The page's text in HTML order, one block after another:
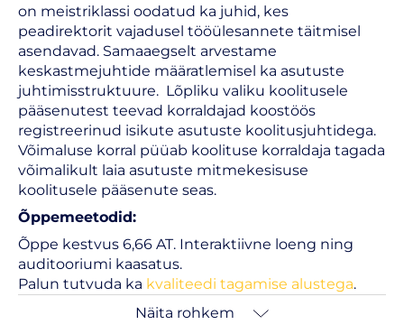
on meistriklassi oodatud ka juhid, kes
peadirektorit vajadusel tööülesannete täitmisel
asendavad. Samaaegselt arvestame
keskastmejuhtide määratlemisel ka asutuste
juhtimisstruktuure. Lõpliku valiku koolitusele
pääsenutest teevad korraldajad koostöös
registreerinud isikute asutuste koolitusjuhtidega.
Võimaluse korral püüab koolituse korraldaja tagada
võimalikult laia asutuste mitmekesisuse
koolitusele pääsenute seas.
Õppemeetodid:
Õppe kestvus 6,66 AT. Interaktiivne loeng ning
auditooriumi kaasatus.
Palun tutvuda ka kvaliteedi tagamise alustega.
Näita rohkem